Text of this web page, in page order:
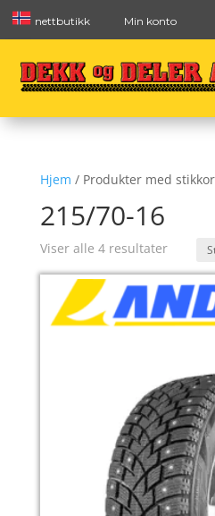
nettbutikk Min konto
Hjem / Produkter med
215/70-16
Viser alle 4 resultater